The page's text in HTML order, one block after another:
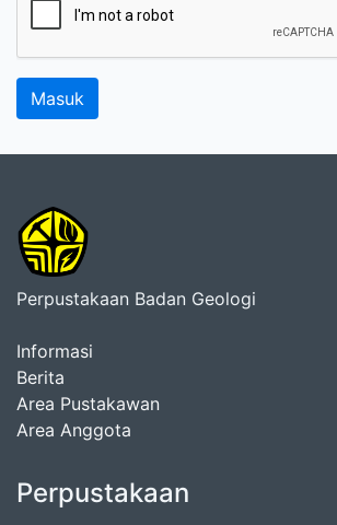
Perpustakaan Badan Geologi
Informasi
Berita
Area Pustakawan
Area Anggota
Perpustakaan